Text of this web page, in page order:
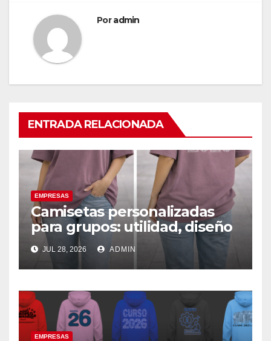
Poradmin
ENTRADA RELACIONADA
EMPRESAS
Camisetas personalizadas
para grupos: utilidad, diseño
y claves de elección
JUL 28, 2026 ADMIN
EMPRESAS